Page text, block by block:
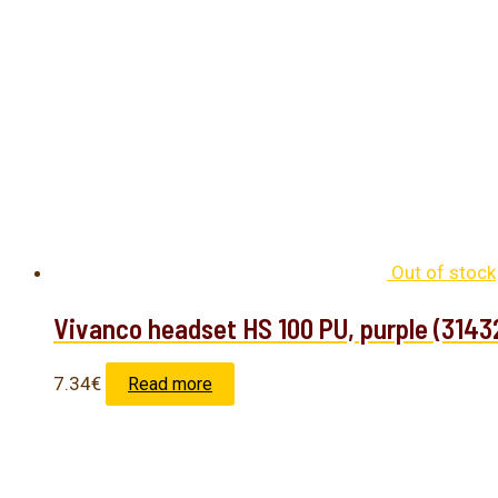
Out of stock
Vivanco headset HS 100 PU, purple
7.34€ Read more